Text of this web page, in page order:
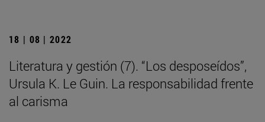
18 | 08 | 2022
Literatura y gestión (7). “Los desposeídos”,
Ursula K. Le Guin. La responsabilidad frente
al carisma